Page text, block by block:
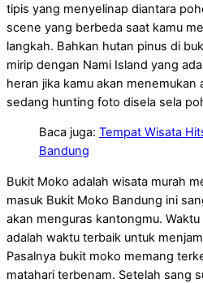
tipis yang menyelinap diantara
scene yang berbeda saat kamu
langkah. Bahkan hutan pinus di
mirip dengan Nami Island yang
heran jika kamu akan menemukan
sedang hunting foto disela sela
Baca juga: Tempat Wisata
Bandung
Bukit Moko adalah wisata murah
masuk Bukit Moko Bandung ini
akan menguras kantongmu.
adalah waktu terbaik untuk
Pasalnya bukit moko memang
matahari terbenam. Setelah sang